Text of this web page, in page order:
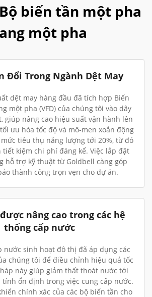
biến tần một pha
một pha
Đổi Trong Ngành Dệt May
dệt may hàng đầu đã tích hợp Biến
một pha (VFD) của chúng tôi vào dây
giúp nâng cao hiệu suất vận hành lên
ưu hóa tốc độ và mô-men xoắn động
mức tiêu thụ năng lượng tới 20%, từ đó
tiết kiệm chi phí đáng kể. Việc lắp đặt
hỗ trợ kỹ thuật từ Goldbell càng góp
thành công trọn vẹn cho dự án.
nâng cao trong các hệ
thống cấp nước
nước sinh hoạt đô thị đã áp dụng các
chúng tôi để điều chỉnh hiệu quả tốc
này giúp giảm thất thoát nước tới
tính ổn định trong việc cung cấp nước.
chính xác của các bộ biến tần cho